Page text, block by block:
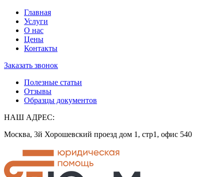
Главная
Услуги
О нас
Цены
Контакты
Заказать звонок
Полезные статьи
Отзывы
Образцы документов
НАШ АДРЕС:
Москва, 3й Хорошевский проезд дом 1, стр1, офис 540